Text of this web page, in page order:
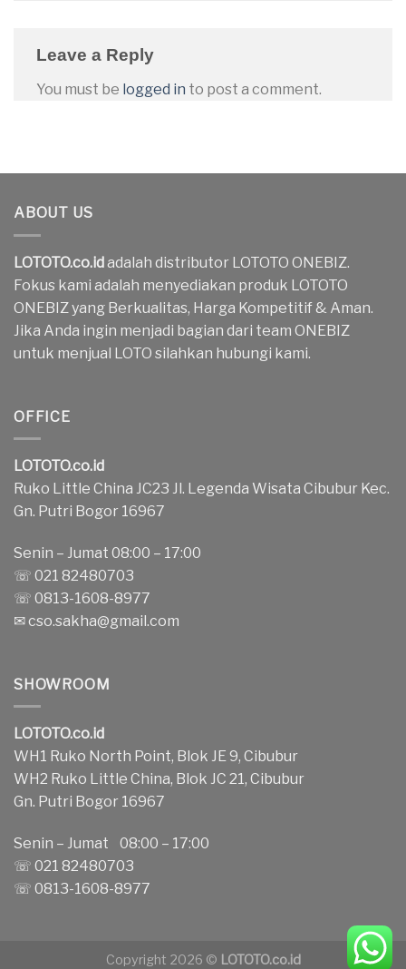
Leave a Reply
You must be logged in to post a comment.
ABOUT US
LOTOTO.co.idadalah distributor LOTOTO ONEBIZ.
Fokus kami adalah menyediakan produk LOTOTO
ONEBIZ yang Berkualitas, Harga Kompetitif & Aman.
Jika Anda ingin menjadi bagian dari team ONEBIZ
untuk menjual LOTO silahkan hubungi kami.
OFFICE
LOTOTO.co.id
Ruko Little China JC23 Jl. Legenda Wisata Cibubur Kec.
Gn. Putri Bogor 16967
Senin – Jumat 08:00 – 17:00
☏ 021 82480703
☏ 0813-1608-8977
✉cso.sakha@gmail.com
SHOWROOM
LOTOTO.co.id
WH1 Ruko North Point, Blok JE 9, Cibubur
WH2 Ruko Little China, Blok JC 21, Cibubur
Gn. Putri Bogor 16967
Senin – Jumat 08:00 – 17:00
☏ 021 82480703
☏ 0813-1608-8977
Copyright 2026 © LOTOTO.co.id